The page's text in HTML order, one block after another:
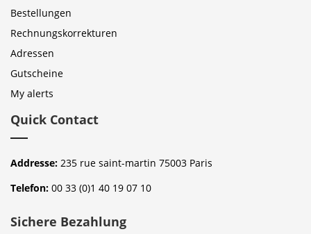
Bestellungen
Rechnungskorrekturen
Adressen
Gutscheine
My alerts
Quick Contact
Addresse: 235 rue saint-martin 75003 Paris
Telefon: 00 33 (0)1 40 19 07 10
Sichere Bezahlung